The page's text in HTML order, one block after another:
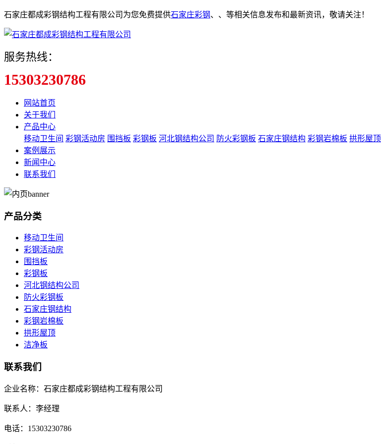
石家庄都成彩钢结构工程有限公司为您免费提供石家庄彩钢、 、 等相关信息发布和最新资讯，敬请关注！
服务热线：
15303230786
网站首页
关于我们
产品中心
移动卫生间 彩钢活动房 围挡板 彩钢板 河北钢结构公司 防火彩钢板 石家庄钢结构 彩钢岩棉板 拱形屋顶
案例展示
新闻中心
联系我们
产品分类
移动卫生间
彩钢活动房
围挡板
彩钢板
河北钢结构公司
防火彩钢板
石家庄钢结构
彩钢岩棉板
拱形屋顶
洁净板
联系我们
企业名称：石家庄都成彩钢结构工程有限公司
联系人：李经理
电话：15303230786